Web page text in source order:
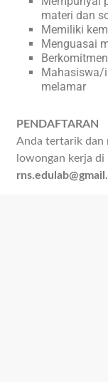
materi dan
Memiliki
Menguasai
Mahasiswa/i
melamar
PENDAFTARAN
Anda tertarik dan
lowongan kerja di